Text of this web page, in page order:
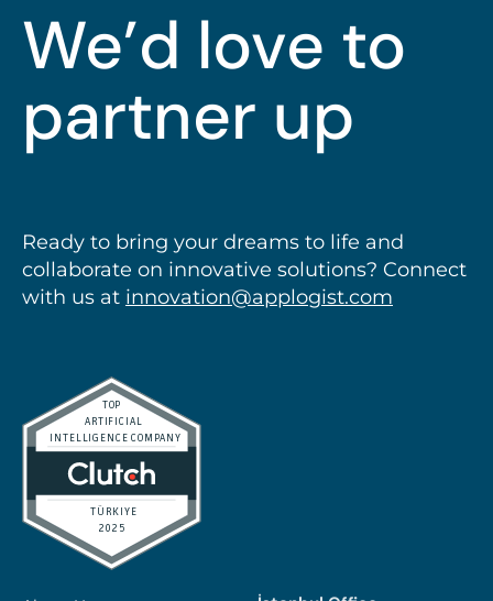
We’d love to
partner up
Ready to bring your dreams to life and
collaborate on innovative solutions? Connect
with us at innovation@applogist.com